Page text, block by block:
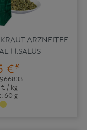
ARZNEITEE
H.SALUS
€*
€ / kg
60 g